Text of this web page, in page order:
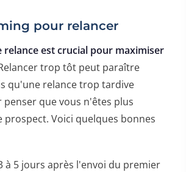
pour relancer
relance est crucial pour maximiser
trop tôt peut paraître
qu'une relance trop tardive
que vous n'êtes plus
prospect. Voici quelques bonnes
à 5 jours après l'envoi du premier